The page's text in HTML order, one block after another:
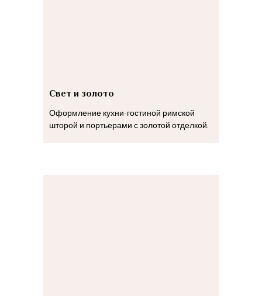
Свет и золото
Оформление кухни-гостиной римской
шторой и портьерами с золотой отделкой.